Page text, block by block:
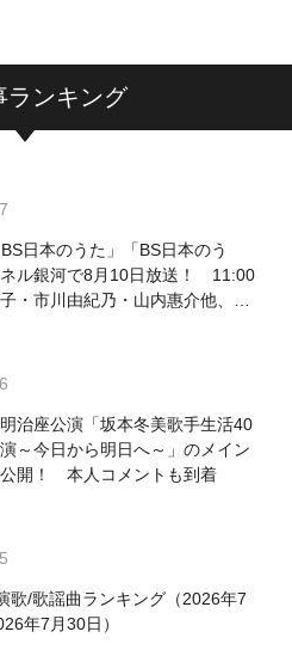
ランキング
日本のうた」「BS日本のう
ル銀河で8月10日放送！ 11:00
・市川由紀乃・山内惠介他、
治座公演「坂本冬美歌手生活40
～今日から明日へ～」のメイン
公開！ 本人コメントも到着
歌/歌謡曲ランキング（2026年7
年7月30日）